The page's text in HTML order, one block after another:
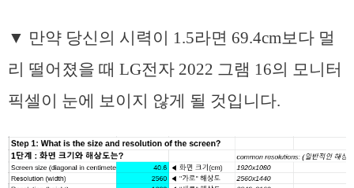
▼ 만약 당신의 시력이 1.5라면 69.4cm보다 멀
리 떨어졌을 때 LG전자 2022 그램 16의 모니터
픽셀이 눈에 보이지 않게 될 것입니다.